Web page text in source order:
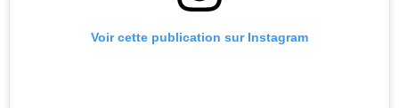
Voir cette publication sur Instagram